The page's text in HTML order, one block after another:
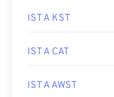
IST A KST
IST A CAT
IST A AWST